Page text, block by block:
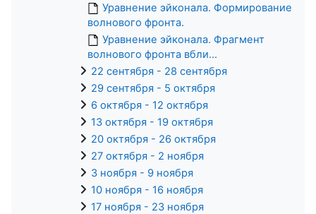
Уравнение эйконала. Формирование
волнового фронта.
Уравнение эйконала. Фрагмент
волнового фронта вбли...
22 сентября - 28 сентября
29 сентября - 5 октября
6 октября - 12 октября
13 октября - 19 октября
20 октября - 26 октября
27 октября - 2 ноября
3 ноября - 9 ноября
10 ноября - 16 ноября
17 ноября - 23 ноября